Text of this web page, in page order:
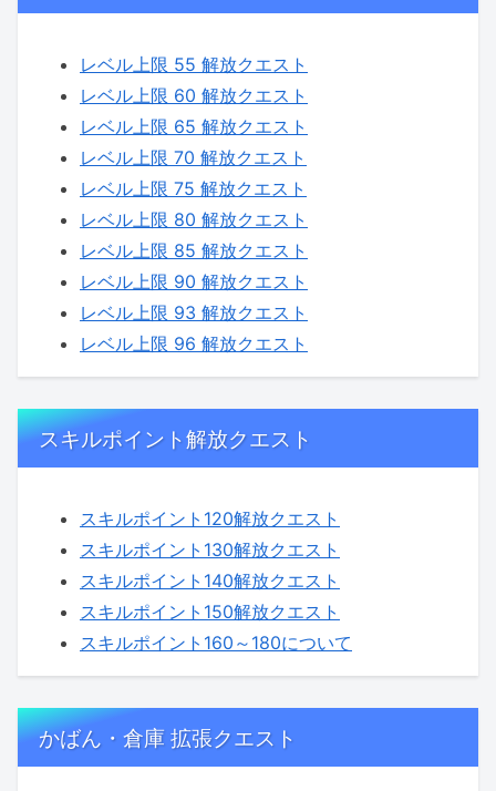
レベル上限 55 解放クエスト
レベル上限 60 解放クエスト
レベル上限 65 解放クエスト
レベル上限 70 解放クエスト
レベル上限 75 解放クエスト
レベル上限 80 解放クエスト
レベル上限 85 解放クエスト
レベル上限 90 解放クエスト
レベル上限 93 解放クエスト
レベル上限 96 解放クエスト
スキルポイント解放クエスト
スキルポイント120解放クエスト
スキルポイント130解放クエスト
スキルポイント140解放クエスト
スキルポイント150解放クエスト
スキルポイント160～180について
かばん・倉庫 拡張クエスト